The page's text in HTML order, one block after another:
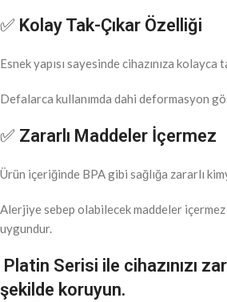
✅ Kolay Tak-Çıkar Özelliği
Esnek yapısı sayesinde cihazınıza kolayca
Defalarca kullanımda dahi deformasyon
✅ Zararlı Maddeler İçermez
Ürün içeriğinde BPA gibi sağlığa zararlı
Alerjiye sebep olabilecek maddeler
uygundur.
Platin Serisi ile cihazınızı
şekilde koruyun.